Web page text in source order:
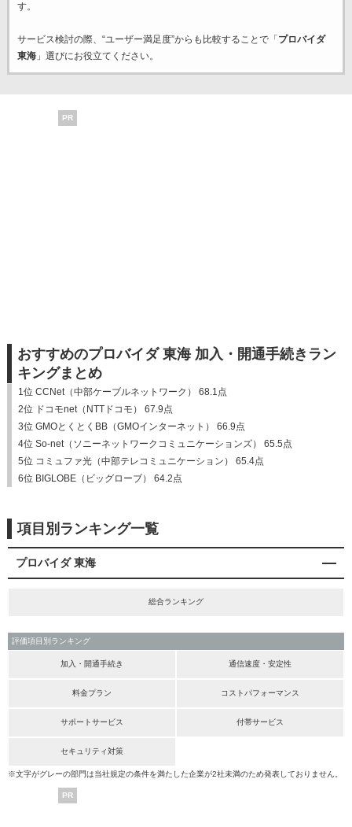
す。
サービス検討の際、“ユーザー満足度”からも比較することで「 プロバイダ
東海」選びにお役立てください。
PR
おすすめのプロバイダ 東海 加入・開通手続きラン
キングまとめ
1位 CCNet（中部ケーブルネットワーク） 68.1点
2位 ドコモnet（NTTドコモ） 67.9点
3位 GMOとくとくBB（GMOインターネット） 66.9点
4位 So-net（ソニーネットワークコミュニケーションズ） 65.5点
5位 コミュファ光（中部テレコミュニケーション） 65.4点
6位 BIGLOBE（ビッグローブ） 64.2点
項目別ランキング一覧
プロバイダ 東海
総合ランキング
評価項目別ランキング
加入・開通手続き 通信速度・安定性
料金プラン コストパフォーマンス
サポートサービス 付帯サービス
セキュリティ対策
※文字がグレーの部門は当社規定の条件を満たした企業が2社未満のため発表しておりません。
PR